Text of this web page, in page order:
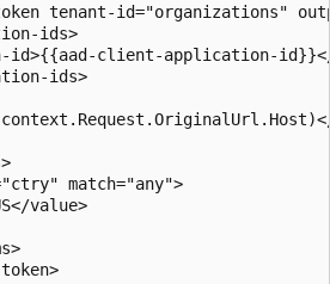
tenant-id="organizations"
ids>
id>{{aad-client-application-
ids>
match="any">
value>